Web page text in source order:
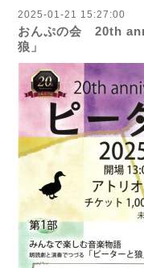
2025-01-21 15:27:00
おんぷの会 20th
狼」